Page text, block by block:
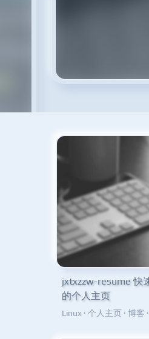
jxtxzzw-resume 快
的个人主页
Linux · 个人主页 · 博客 ·